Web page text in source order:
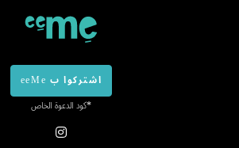
اشتركوا ب eeMe
*كود الدعوة الخاص